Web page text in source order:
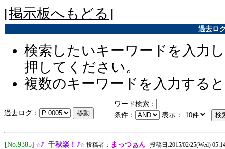
[掲示板へもどる]
過去ロ
検索したいキーワードを入力
押してください。
複数のキーワードを入力する
過去ログ：
ワード検索：
条件：
表示：
[No.9385] ☆♪ 千秋楽！♪☆ 投稿者： まっつぁん 投稿日:2015/02/25(Wed)